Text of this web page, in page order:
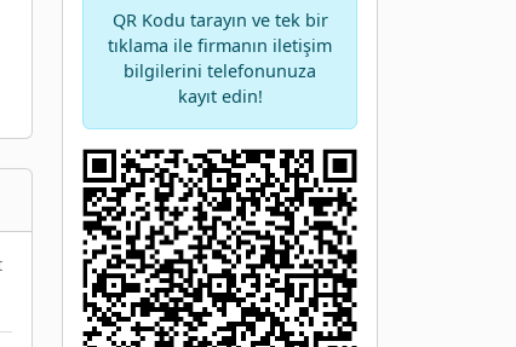
QR Kodu tarayın ve tek bir
tıklama ile firmanın iletişim
bilgilerini telefonunuza
kayıt edin!